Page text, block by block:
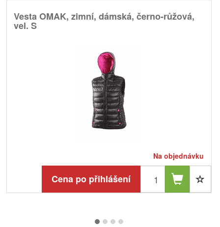
Vesta OMAK, zimní, dámská, černo-růžová,
vel. S
Na objednávku
Cena po přihlášení